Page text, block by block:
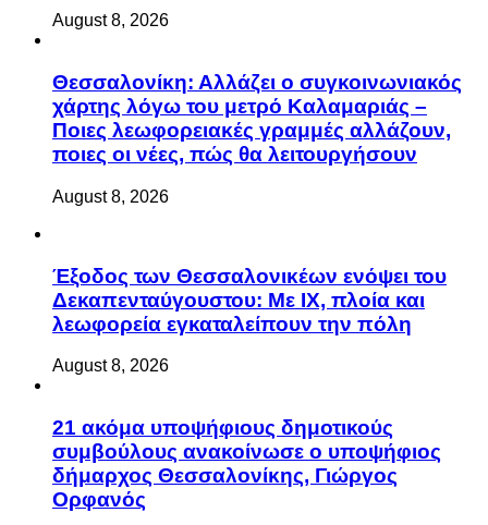
August 8, 2026
Θεσσαλονίκη: Αλλάζει ο συγκοινωνιακός
χάρτης λόγω του μετρό Καλαμαριάς –
Ποιες λεωφορειακές γραμμές αλλάζουν,
ποιες οι νέες, πώς θα λειτουργήσουν
August 8, 2026
Έξοδος των Θεσσαλονικέων ενόψει του
Δεκαπενταύγουστου: Με ΙΧ, πλοία και
λεωφορεία εγκαταλείπουν την πόλη
August 8, 2026
21 ακόμα υποψήφιους δημοτικούς
συμβούλους ανακοίνωσε ο υποψήφιος
δήμαρχος Θεσσαλονίκης, Γιώργος
Ορφανός